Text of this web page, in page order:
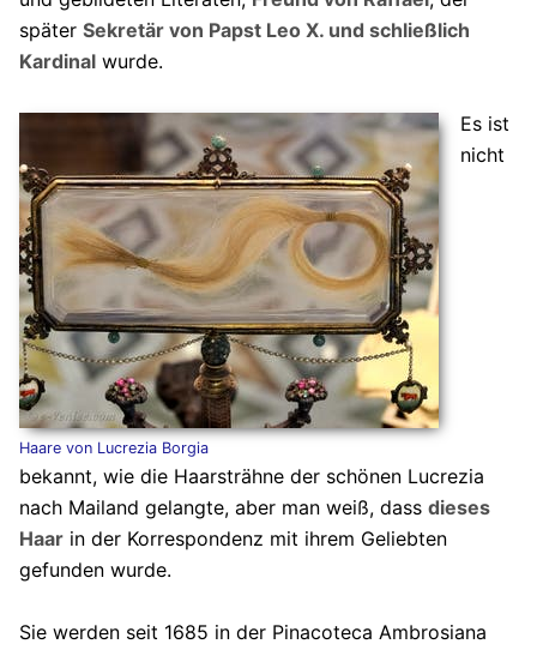
später Sekretär von Papst Leo X. und schließlich
Kardinalwurde.
Haare von Lucrezia Borgia
Es ist
nicht
bekannt, wie die Haarsträhne der schönen Lucrezia
nach Mailand gelangte, aber man weiß, dass dieses
Haarin der Korrespondenz mit ihrem Geliebten
gefunden wurde.
Sie werden seit 1685 in der Pinacoteca Ambrosiana